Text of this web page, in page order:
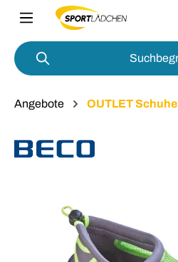
springen
Angebote OUTLET Schuhe
Bildergalerie überspringen